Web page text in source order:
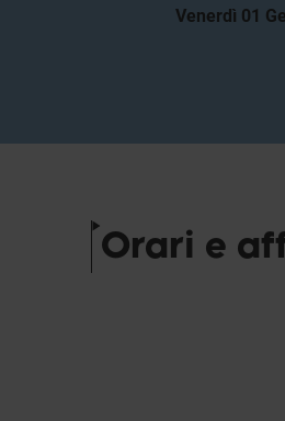
Venerdì 01
Orari e